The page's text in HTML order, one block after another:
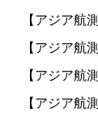
【アジア航
【アジア航
【アジア航
【アジア航